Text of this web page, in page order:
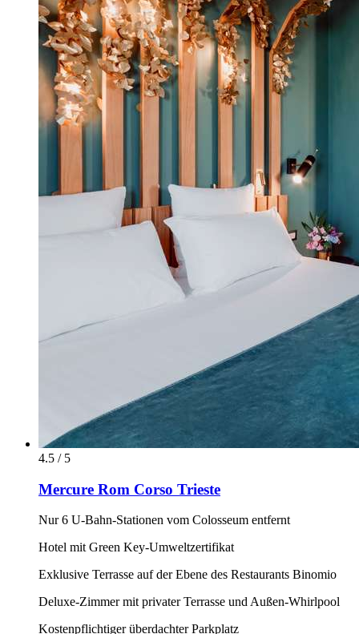
4.5 / 5
Mercure Rom Corso Trieste
Nur 6 U-Bahn-Stationen vom Colosseum entfernt
Hotel mit Green Key-Umweltzertifikat
Exklusive Terrasse auf der Ebene des Restaurants Binomio
Deluxe-Zimmer mit privater Terrasse und Außen-Whirlpool
Kostenpflichtiger überdachter Parkplatz